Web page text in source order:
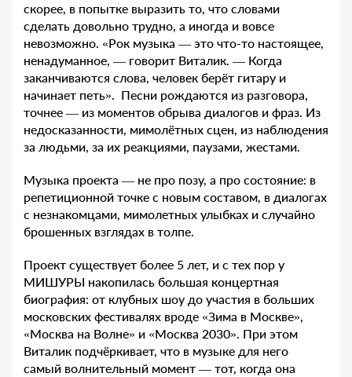
скорее, в попытке выразить то, что словами
сделать довольно трудно, а иногда и вовсе
невозможно. «Рок музыка — это что-то настоящее,
ненадуманное, — говорит Виталик. — Когда
заканчиваются слова, человек берёт гитару и
начинает петь». Песни рождаются из разговора,
точнее — из моментов обрыва диалогов и фраз. Из
недосказанности, мимолётных сцен, из наблюдения
за людьми, за их реакциями, паузами, жестами.
Музыка проекта — не про позу, а про состояние: в
репетиционной точке с новым составом, в диалогах
с незнакомцами, мимолетных улыбках и случайно
брошенных взглядах в толпе.
Проект существует более 5 лет, и с тех пор у
МИШУРЫ накопилась большая концертная
биография: от клубных шоу до участия в больших
московских фестивалях вроде «Зима в Москве»,
«Москва на Волне» и «Москва 2030». При этом
Виталик подчёркивает, что в музыке для него
самый волнительный момент — тот, когда она